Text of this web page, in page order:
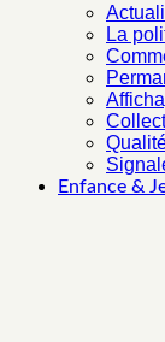
La
Enfance &